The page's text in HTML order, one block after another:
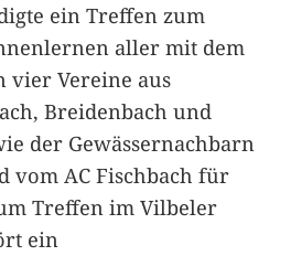
ein Treffen zum
aller mit dem
vier Vereine aus
Breidenbach und
der Gewässernachbarn
vom AC Fischbach für
Treffen im Vilbeler
ein